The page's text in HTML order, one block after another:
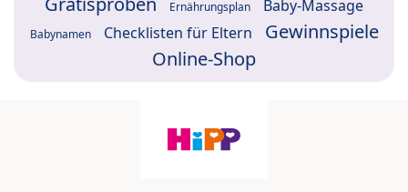
Ernährungsplan Baby-Massage
Babynamen Checklisten für Eltern
Gewinnspiele
Online-Shop